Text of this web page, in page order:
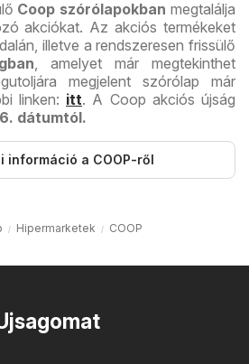
Coop szórólapokban megtalálja
akciókat. Az akciós termékeket
illetve a rendszeresen frissülő
, amelyet már megtekinthet
megjelent szórólap már
linken: itt. A Coop akciós újság
dátumtól.
információ a COOP-ről
Hipermarketek COOP